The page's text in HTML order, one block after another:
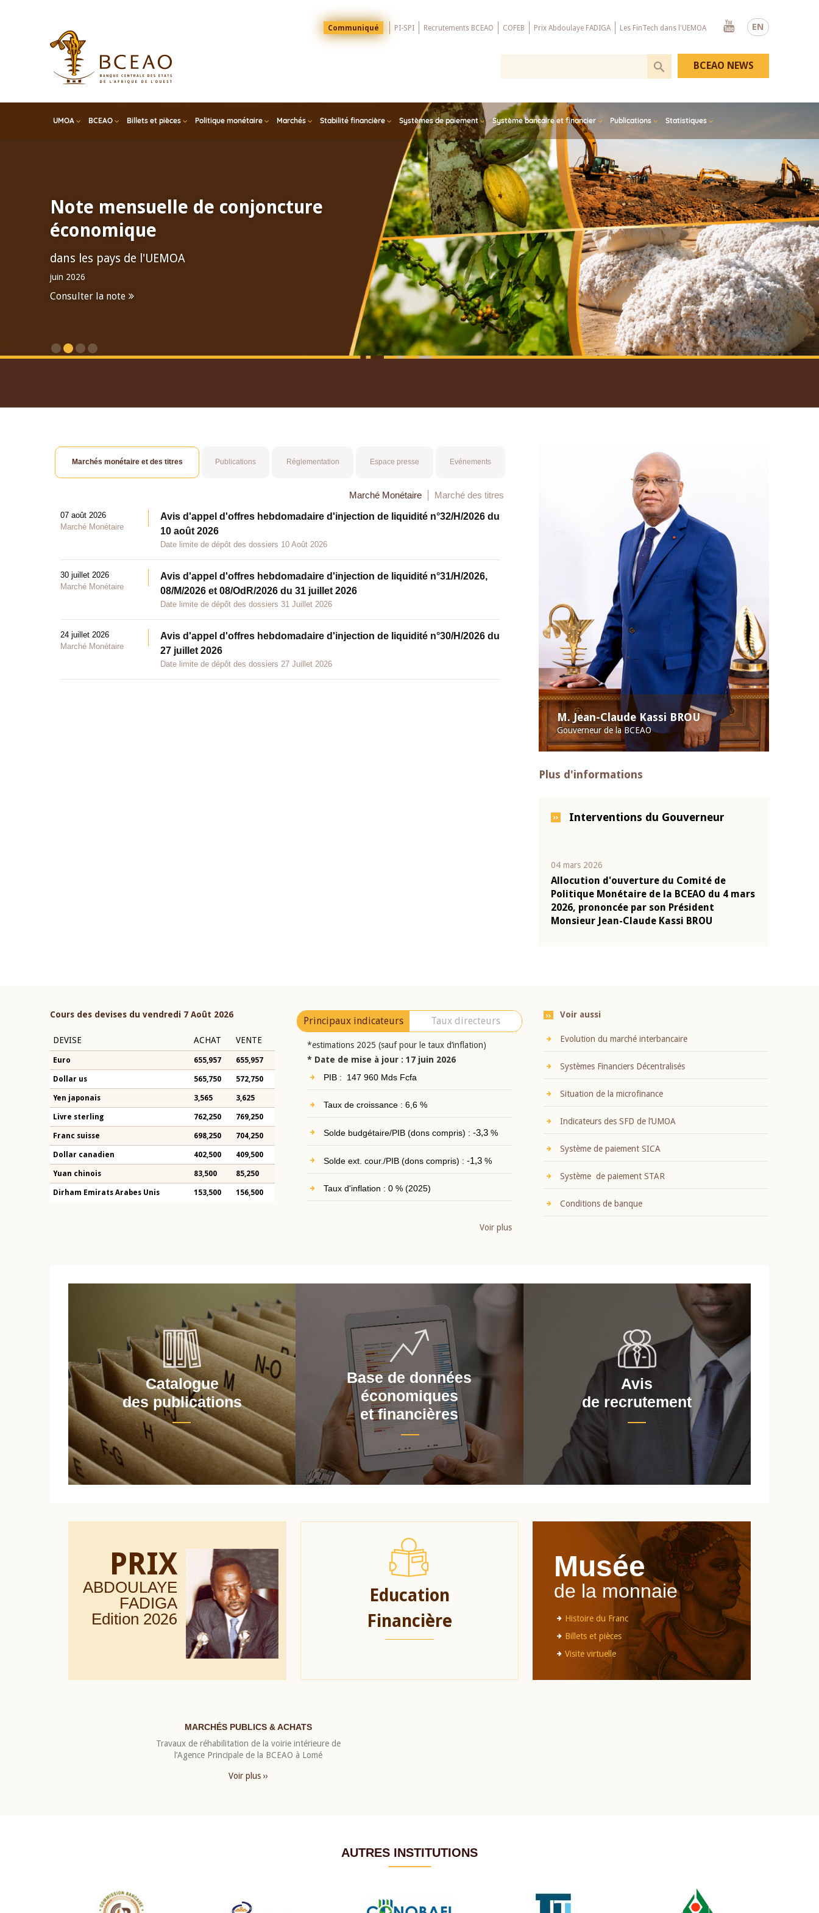
EN
Menu
Top
Communiqué PI-SPI Recrutements BCEAO COFEB Prix Abdoulaye FADIGA Les FinTech dans l'UEMOA
Youtube
UMOA BCEAO Billets et pièces Politique monétaire Marchés Stabilité financière Systèmes de paiement Système bancaire et financier Publications Statistiques
BCEAO NEWS
Note mensuelle de conjoncture
économique
dans les pays de l'UEMOA
juin 2026
Consulter la note
M. Jean-Claude Kassi BROU
Gouverneur de la BCEAO
Plus d'informations
Interventions du Gouverneur
04 mars 2026
Allocution d'ouverture du Comité de
Politique Monétaire de la BCEAO du 4 mars
2026, prononcée par son Président
Monsieur Jean-Claude Kassi BROU
Marchés monétaire et des titres Publications Réglementation Espace presse Evénements
Marché Monétaire Marché des titres
07 août 2026
Marché Monétaire
Avis d'appel d'offres hebdomadaire d'injection de liquidité n°32/H/2026 du
10 août 2026
Date limite de dépôt des dossiers 10 Août 2026
30 juillet 2026
Marché Monétaire
Avis d'appel d'offres hebdomadaire d'injection de liquidité n°31/H/2026,
08/M/2026 et 08/OdR/2026 du 31 juillet 2026
Date limite de dépôt des dossiers 31 Juillet 2026
24 juillet 2026
Marché Monétaire
Avis d'appel d'offres hebdomadaire d'injection de liquidité n°30/H/2026 du
27 juillet 2026
Date limite de dépôt des dossiers 27 Juillet 2026
Cours des devises du vendredi 7 Août 2026
DEVISE ACHAT VENTE
Euro 655,957 655,957
Dollar us 565,750 572,750
Yen japonais 3,565 3,625
Livre sterling 762,250 769,250
Franc suisse 698,250 704,250
Dollar canadien 402,500 409,500
Yuan chinois 83,500 85,250
Dirham Emirats Arabes Unis 153,500 156,500
Principaux indicateurs Taux directeurs
*estimations 2025 (sauf pour le taux d’inflation)
* Date de mise à jour : 17 juin 2026
PIB : 147 960 Mds Fcfa
Taux de croissance : 6,6 %
Solde budgétaire/PIB (dons compris) : -3,3%
Solde ext. cour./PIB (dons compris) : -1,3%
Taux d'inflation : 0 % (2025)
Voir plus
Voir aussi
Evolution du marché interbancaire
Systèmes Financiers Décentralisés
Situation de la microfinance
Indicateurs des SFD de l’UMOA
Système de paiement SICA
Système de paiement STAR
Conditions de banque
Catalogue
des publications
Base de données
économiques
et financières
Avis
de recrutement
PRIX
ABDOULAYE
FADIGA
Edition 2026
Education
Financière
Musée
de la monnaie
Histoire du Franc
Billets et pièces
Visite virtuelle
MARCHÉS PUBLICS & ACHATS
Travaux de réhabilitation de la voirie intérieure de
l’Agence Principale de la BCEAO à Lomé
Voir plus ››
AUTRES INSTITUTIONS